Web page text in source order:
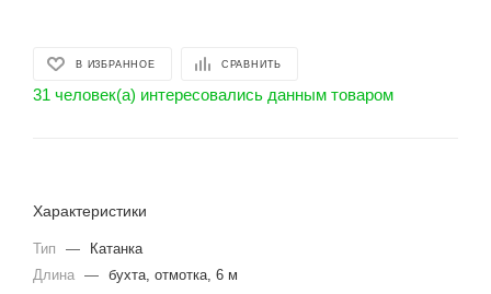
В ИЗБРАННОЕ СРАВНИТЬ
31 человек(а) интересовались данным товаром
Характеристики
Тип —
Катанка
Длина — бухта, отмотка, 6 м